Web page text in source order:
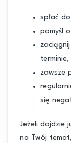
spłać
pomyśl
zaciągnij
terminie,
zawsze
się
Jeżeli dojdzie
na Twój